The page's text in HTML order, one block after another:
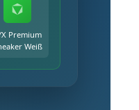
Premium
Weiß